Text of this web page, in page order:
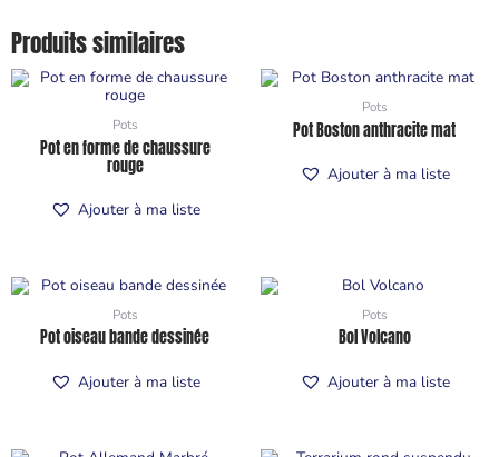
Produits similaires
Pots
Pot en forme de chaussure
rouge
Ajouter à ma liste
Pots
Pot Boston anthracite mat
Ajouter à ma liste
Pots
Pot oiseau bande dessinée
Ajouter à ma liste
Pots
Bol Volcano
Ajouter à ma liste